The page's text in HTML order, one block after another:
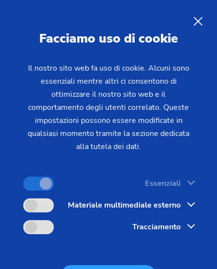
Facciamo uso di cookie
Il nostro sito web fa uso di cookie. Alcuni sono
essenziali mentre altri ci consentono di
ottimizzare il nostro sito web e il
comportamento degli utenti correlato. Queste
impostazioni possono essere modificate in
qualsiasi momento tramite la sezione dedicata
alla tutela dei dati.
Essenziali
Materiale multimediale esterno
Tracciamento